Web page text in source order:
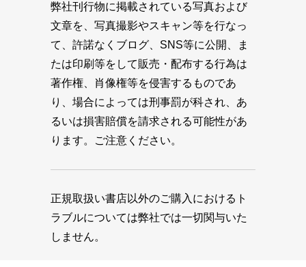
弊社刊行物に掲載されている写真および
文章を、写真撮影やスキャン等を行なっ
て、許諾なくブログ、SNS等に公開、ま
たは印刷等をして販売・配布する行為は
著作権、肖像権等を侵害するものであ
り、場合によっては刑事罰が科され、あ
るいは損害賠償を請求される可能性があ
ります。ご注意ください。
正規取扱い書店以外のご購入におけるト
ラブルについては弊社では一切関与いた
しません。